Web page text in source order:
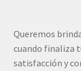
Queremos
cuando finaliza
satisfacción y